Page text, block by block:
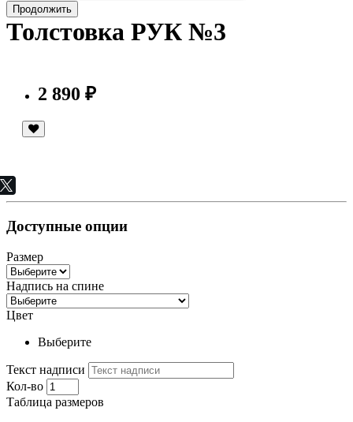
Продолжить
Толстовка РУК №3
2 890 ₽
Доступные опции
Размер
Надпись на спине
Цвет
Выберите
Текст надписи
Кол-во
Таблица размеров